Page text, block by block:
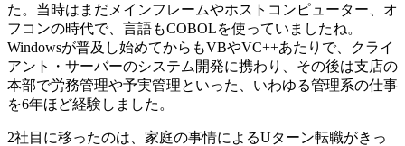
た。当時はまだメインフレームやホストコンピューター、オ
フコンの時代で、言語もCOBOLを使っていましたね。
Windowsが普及し始めてからもVBやVC++あたりで、クライ
アント・サーバーのシステム開発に携わり、その後は支店の
本部で労務管理や予実管理といった、いわゆる管理系の仕事
を6年ほど経験しました。
2社目に移ったのは、家庭の事情によるUターン転職がきっ